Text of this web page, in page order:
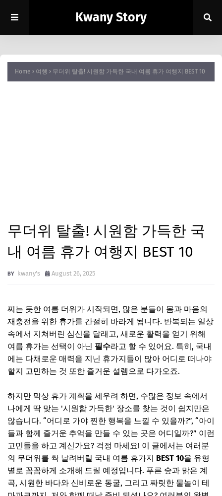
Kwany Story
Home 여행 무더위 탈출! 시원함 가득한 국내 여름 휴가 여행지 BEST 10
무더위 탈출! 시원함 가득한 국
내 여름 휴가 여행지 BEST 10
kwany's August 26, 2025
찌는 듯한 여름 더위가 시작되면, 많은 분들이 몸과 마음의
재충전을 위한 휴가를 간절히 바라게 됩니다. 반복되는 일상
속에서 지쳐버린 심신을 달래고, 새로운 활력을 얻기 위해
여름 휴가는 선택이 아닌 필수라고 할 수 있어요. 특히, 국내
에는 다채로운 매력을 지닌 휴가지들이 많아 어디로 떠나야
할지 고민하는 것 또한 즐거운 설렘으로 다가오죠.
하지만 막상 휴가 계획을 세우려 하면, 수많은 정보 속에서
나에게 딱 맞는 '시원함 가득한' 장소를 찾는 것이 쉽지만은
않습니다. “어디로 가야 찐한 행복을 느낄 수 있을까?”, “아이
들과 함께 즐거운 추억을 만들 수 있는 곳은 어디일까?” 이런
고민들을 하고 계신가요? 걱정 마세요! 이 글에서는 여러분
의 무더위를 싹 날려버릴 국내 여름 휴가지 BEST 10을 유형
별로 꼼꼼하게 소개해 드릴 예정입니다. 푸른 숲과 맑은 계
곡, 시원한 바다와 신비로운 동굴, 그리고 짜릿한 물놀이 테